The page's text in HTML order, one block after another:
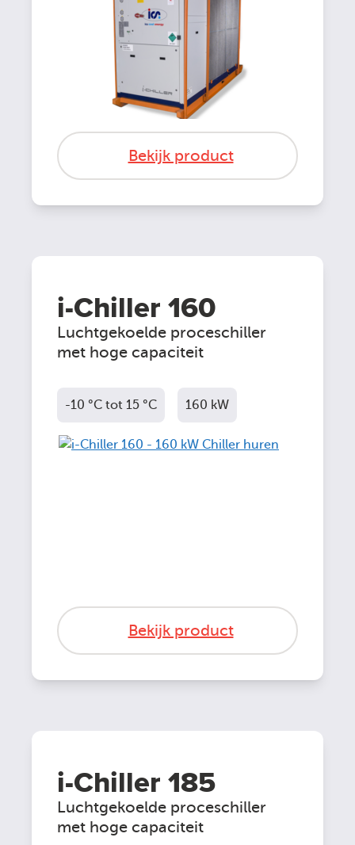
Bekijk product
i-Chiller 160
Luchtgekoelde proceschiller
met hoge capaciteit
-10 °C tot 15 °C 160 kW
Bekijk product
i-Chiller 185
Luchtgekoelde proceschiller
met hoge capaciteit